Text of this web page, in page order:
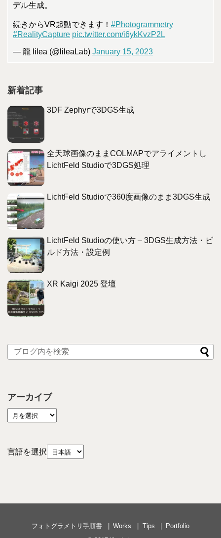
デル生成。
続きからVR起動できます！ #Photogrammetry
#RealityCapture pic.twitter.com/i6ykKvzP2L
— 龍 lilea (@lileaLab) January 15, 2023
新着記事
3DF Zephyrで3DGS生成
全天球画像のままCOLMAPでアライメントし
LichtFeld Studioで3DGS処理
LichtFeld Studioで360度画像のまま3DGS生成
LichtFeld Studioの使い方 – 3DGS生成方法・ビ
ルド方法・設定例
XR Kaigi 2025 登壇
アーカイブ
言語を選択
フォトグラメトリ手順書 Works Tips
Portfolio